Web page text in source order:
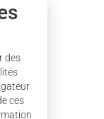
des
ces